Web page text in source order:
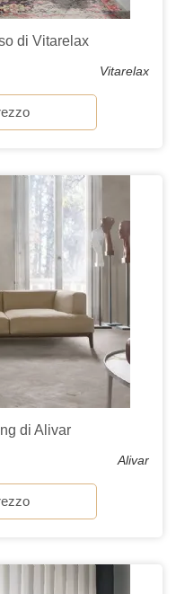
di Vitarelax
Vitarelax
di Alivar
Alivar